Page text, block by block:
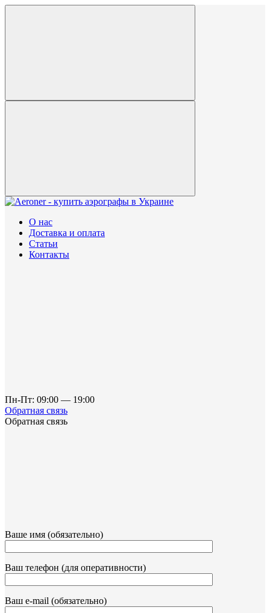
О нас
Доставка и оплата
Статьи
Контакты
Пн-Пт: 09:00 — 19:00
Обратная связь
Обратная связь
Ваше имя (обязательно)
Ваш телефон (для оперативности)
Ваш e-mail (обязательно)